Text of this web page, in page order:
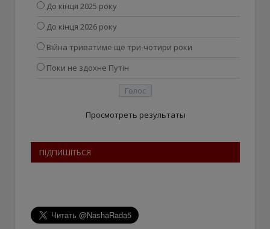
До кінця 2025 року
До кінця 2026 року
Війна триватиме ще три-чотири роки
Поки не здохне Путін
Просмотреть результаты
ПІДПИШІТЬСЯ